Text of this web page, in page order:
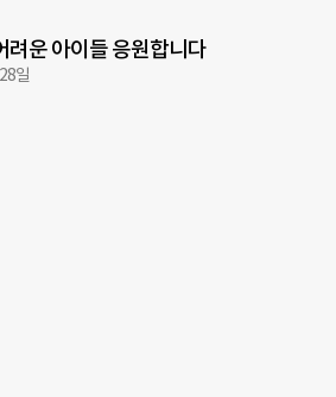
려운 아이들 응원합니다
일